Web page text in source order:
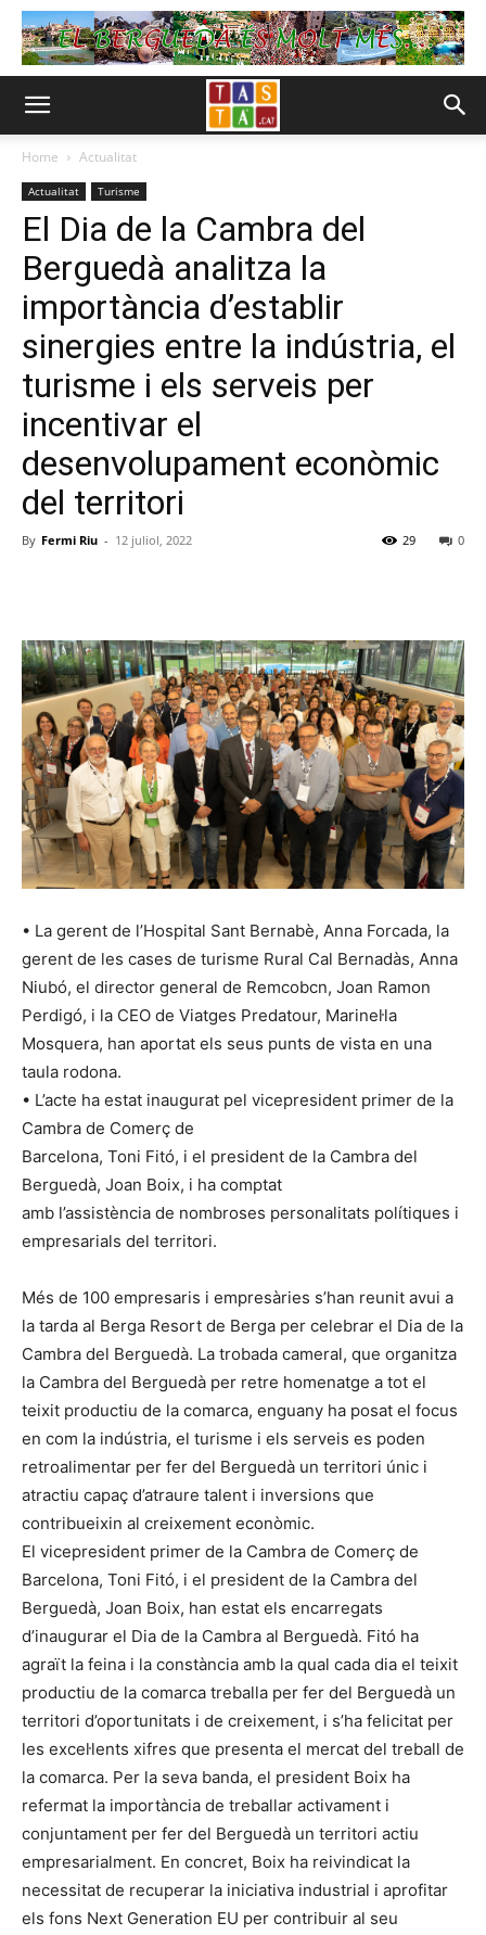
Home Actualitat
Actualitat Turisme
El Dia de la Cambra del
Berguedà analitza la
importància d’establir
sinergies entre la indústria, el
turisme i els serveis per
incentivar el
desenvolupament econòmic
del territori
By Fermi Riu - 12 juliol, 2022 0
29
• La gerent de l’Hospital Sant Bernabè, Anna Forcada, la
gerent de les cases de turisme Rural Cal Bernadàs, Anna
Niubó, el director general de Remcobcn, Joan Ramon
Perdigó, i la CEO de Viatges Predatour, Marinel·la
Mosquera, han aportat els seus punts de vista en una
taula rodona.
• L’acte ha estat inaugurat pel vicepresident primer de la
Cambra de Comerç de
Barcelona, Toni Fitó, i el president de la Cambra del
Berguedà, Joan Boix, i ha comptat
amb l’assistència de nombroses personalitats polítiques i
empresarials del territori.
Més de 100 empresaris i empresàries s’han reunit avui a
la tarda al Berga Resort de Berga per celebrar el Dia de la
Cambra del Berguedà. La trobada cameral, que organitza
la Cambra del Berguedà per retre homenatge a tot el
teixit productiu de la comarca, enguany ha posat el focus
en com la indústria, el turisme i els serveis es poden
retroalimentar per fer del Berguedà un territori únic i
atractiu capaç d’atraure talent i inversions que
contribueixin al creixement econòmic.
El vicepresident primer de la Cambra de Comerç de
Barcelona, Toni Fitó, i el president de la Cambra del
Berguedà, Joan Boix, han estat els encarregats
d’inaugurar el Dia de la Cambra al Berguedà. Fitó ha
agraït la feina i la constància amb la qual cada dia el teixit
productiu de la comarca treballa per fer del Berguedà un
territori d’oportunitats i de creixement, i s’ha felicitat per
les excel·lents xifres que presenta el mercat del treball de
la comarca. Per la seva banda, el president Boix ha
refermat la importància de treballar activament i
conjuntament per fer del Berguedà un territori actiu
empresarialment. En concret, Boix ha reivindicat la
necessitat de recuperar la iniciativa industrial i aprofitar
els fons Next Generation EU per contribuir al seu